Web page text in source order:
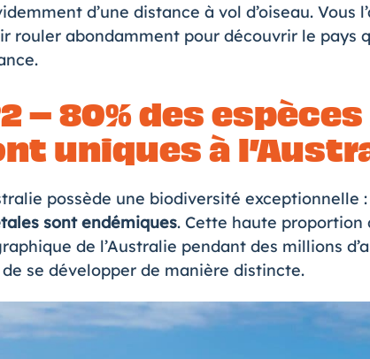
d’une distance à vol d’oiseau. Vous
rouler abondamment pour découvrir le pays
– 80% des
uniques à
possède une biodiversité exceptionnelle
sont endémiques. Cette haute proportion
de l’Australie pendant des millions
se développer de manière distincte.